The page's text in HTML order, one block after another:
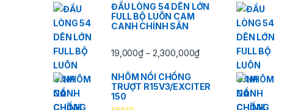
ĐẦU LÒNG 54 DÊN LỚN
FULL BỘ LUÔN CAM
CANH CHỈNH SẲN
19,000₫ – 2,300,000₫Khoảng giá: từ
NHÔM NỒI CHỐNG
TRƯỢT R15V3/EXCITER
150